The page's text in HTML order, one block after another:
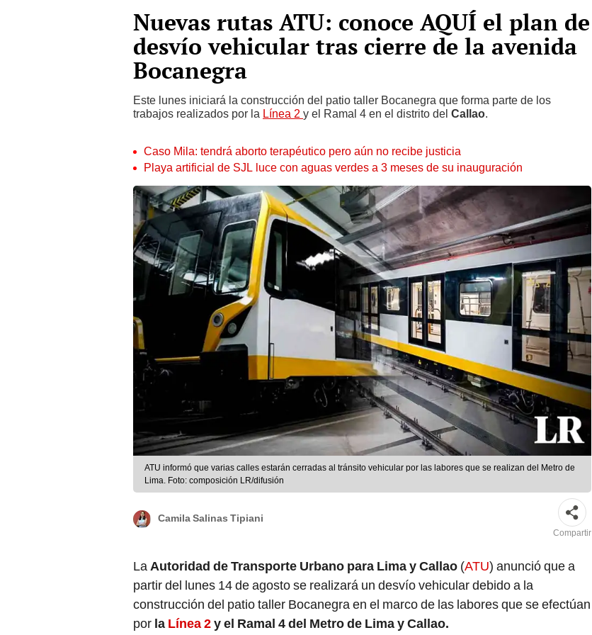
Nuevas rutas ATU: conoce AQUÍ el plan de
desvío vehicular tras cierre de la avenida
Bocanegra
Este lunes iniciará la construcción del patio taller Bocanegra que forma parte de los
trabajos realizados por la Línea 2 y el Ramal 4 en el distrito del Callao.
Caso Mila: tendrá aborto terapéutico pero aún no recibe justicia
Playa artificial de SJL luce con aguas verdes a 3 meses de su inauguración
ATU informó que varias calles estarán cerradas al tránsito vehicular por las labores que se realizan del Metro de
Lima. Foto: composición LR/difusión
Camila Salinas Tipiani
Compartir
LaAutoridad de Transporte Urbano para Lima y Callao (ATU) anunció que a
partir del lunes 14 de agosto se realizará un desvío vehicular debido a la
construcción del patio taller Bocanegra en el marco de las labores que se efectúan
por la Línea 2y el Ramal 4 del Metro de Lima y Callao.